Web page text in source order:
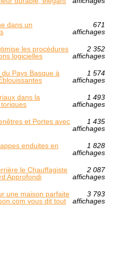
dans un
671
affichages
les procédures
logicielles
2 352
affichages
Pays Basque à
1 574
affichages
dans la
1 493
affichages
et Portes avec
1 435
affichages
enduites en
1 828
affichages
le Chauffagiste
Approfondi
2 087
affichages
une maison parfaite
vous dit tout
3 793
affichages